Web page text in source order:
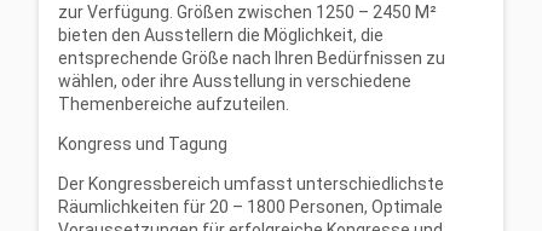
zur Verfügung. Größen zwischen 1250 – 2450 M²
bieten den Ausstellern die Möglichkeit, die
entsprechende Größe nach Ihren Bedürfnissen zu
wählen, oder ihre Ausstellung in verschiedene
Themenbereiche aufzuteilen.
Kongress und Tagung
Der Kongressbereich umfasst unterschiedlichste
Räumlichkeiten für 20 – 1800 Personen, Optimale